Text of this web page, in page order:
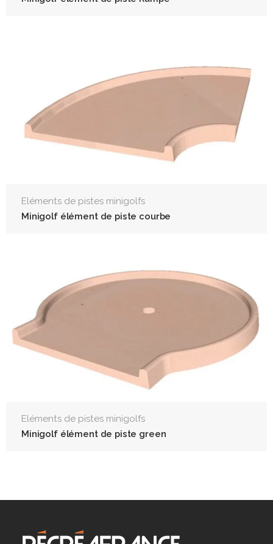
Eléments de pistes minigolfs
Minigolf élément de piste courbe
Eléments de pistes minigolfs
Minigolf élément de piste green